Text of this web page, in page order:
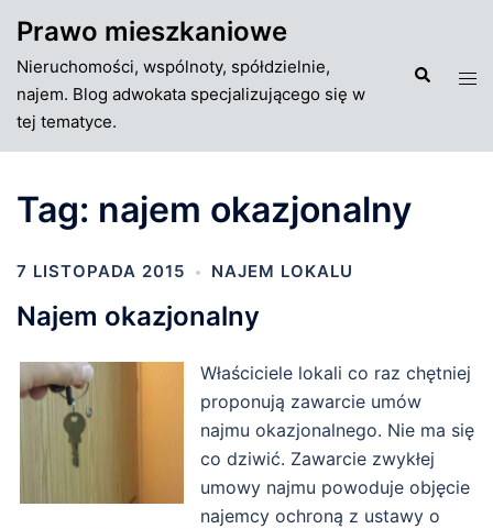
do
treści
Prawo mieszkaniowe
Nieruchomości, wspólnoty, spółdzielnie,
najem. Blog adwokata specjalizującego się w
tej tematyce.
Szukaj
Tag: najem okazjonalny
7 LISTOPADA 2015 NAJEM LOKALU
Najem okazjonalny
Właściciele lokali co raz chętniej
proponują zawarcie umów
najmu okazjonalnego. Nie ma się
co dziwić. Zawarcie zwykłej
umowy najmu powoduje objęcie
najemcy ochroną z ustawy o